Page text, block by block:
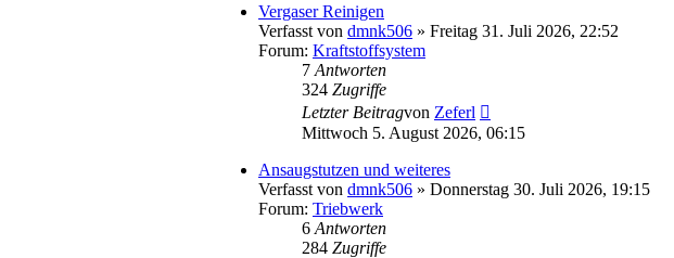
Vergaser Reinigen
Verfasst von dmnk506 » Freitag 31. Juli 2026, 22:52
Forum: Kraftstoffsystem
7 Antworten
324 Zugriffe
Letzter Beitragvon Zeferl
Beitrag
Mittwoch 5. August 2026, 06:15
Ansaugstutzen und weiteres
Verfasst von dmnk506 » Donnerstag 30. Juli 2026, 19:15
Forum: Triebwerk
6 Antworten
284 Zugriffe